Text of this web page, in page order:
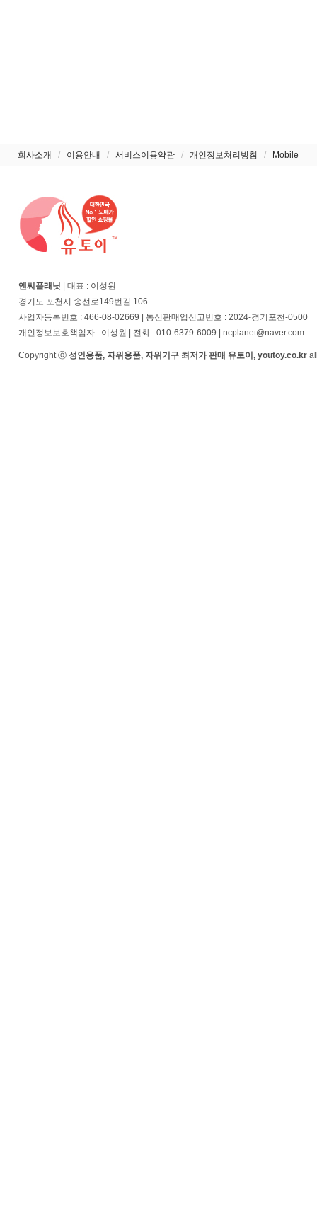
회사소개 / 이용안내 / 서비스이용약관 / 개인정보처리방침 / Mobile
엔씨플래닛 | 대표 : 이성원
경기도 포천시 송선로149번길 106
사업자등록번호 : 466-08-02669 | 통신판매업신고번호 : 2024-경기포천-0500
개인정보보호책임자 : 이성원 | 전화 : 010-6379-6009 | ncplanet@naver.com
Copyright ⓒ 성인용품, 자위용품, 자위기구 최저가 판매 유토이, youtoy.co.kr